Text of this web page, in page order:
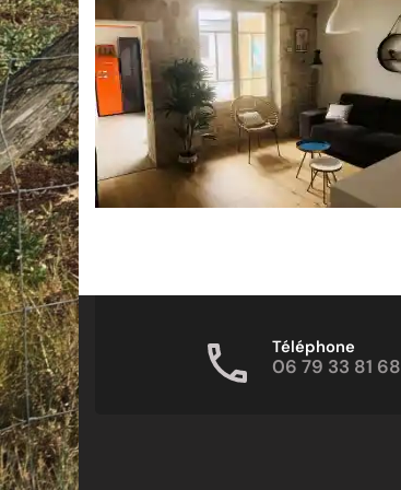
Téléphone
06 79 33 81 68